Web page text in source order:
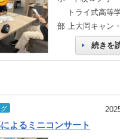
トライ式高等
部 上大岡キャン
続きを
よるミニコンサート